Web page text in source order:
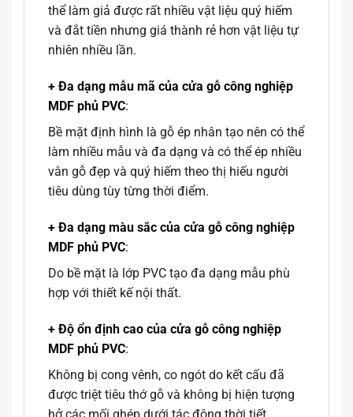
thể làm giả được rất nhiều vật liệu quý hiếm
và đắt tiền nhưng giá thành rẻ hơn vật liệu tự
nhiên nhiều lần.
+ Đa dạng mẫu mã của cửa gỗ công nghiệp
MDF phủ PVC:
Bề mặt định hình là gỗ ép nhân tạo nên có thể
làm nhiều mẫu và đa dạng và có thể ép nhiều
vân gỗ đẹp và quý hiếm theo thị hiếu người
tiêu dùng tùy từng thời điểm.
+ Đa dạng màu sắc của cửa gỗ công nghiệp
MDF phủ PVC:
Do bề mặt là lớp PVC tạo đa dạng mẫu phù
hợp với thiết kế nội thất.
+ Độ ổn định cao của cửa gỗ công nghiệp
MDF phủ PVC:
Không bị cong vênh, co ngót do kết cấu đã
được triệt tiêu thớ gỗ và không bị hiện tượng